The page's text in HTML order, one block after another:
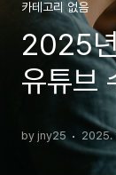
카테고리 없음
2025
유튜브
by jny25 2025.